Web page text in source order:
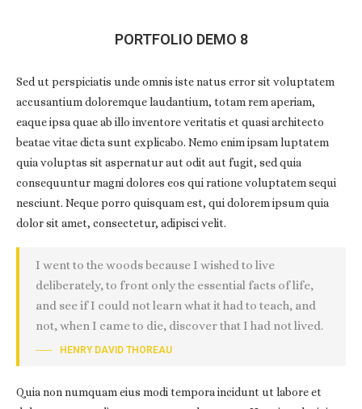
PORTFOLIO DEMO 8
Sed ut perspiciatis unde omnis iste natus error sit voluptatem
accusantium doloremque laudantium, totam rem aperiam,
eaque ipsa quae ab illo inventore veritatis et quasi architecto
beatae vitae dicta sunt explicabo. Nemo enim ipsam luptatem
quia voluptas sit aspernatur aut odit aut fugit, sed quia
consequuntur magni dolores eos qui ratione voluptatem sequi
nesciunt. Neque porro quisquam est, qui dolorem ipsum quia
dolor sit amet, consectetur, adipisci velit.
I went to the woods because I wished to live
deliberately, to front only the essential facts of life,
and see if I could not learn what it had to teach, and
not, when I came to die, discover that I had not lived.
HENRY DAVID THOREAU
Quia non numquam eius modi tempora incidunt ut labore et